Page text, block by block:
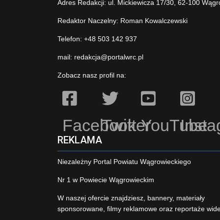
Adres Redakcji: ul. Mickiewicza 17/30, 62-100
Redaktor Naczelny: Roman Kowalczewski
Telefon: +48 503 142 937
mail: redakcja@portalwrc.pl
Zobacz nasz profil na:
Facebook
TwitterYouTube
REKLAMA
Niezależny Portal Powiatu Wągrowieckiego
Nr 1 w Powiecie Wągrowieckim
W naszej ofercie znajdziesz, bannery, materiały
sponsorowane, filmy reklamowe oraz reportaże